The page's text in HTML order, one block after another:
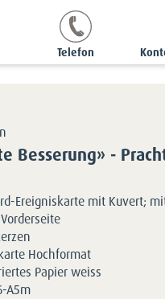
Telefon
Ereigniskarten Ereigniskarte
Besserung» -
Ereigniskarte mit Kuvert;
Hochformat
Papier weiss
A5m